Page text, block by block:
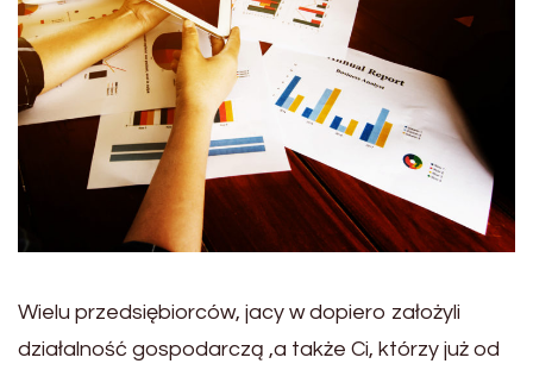
Wielu przedsiębiorców, jacy w dopiero założyli
działalność gospodarczą ,a także Ci, którzy już od